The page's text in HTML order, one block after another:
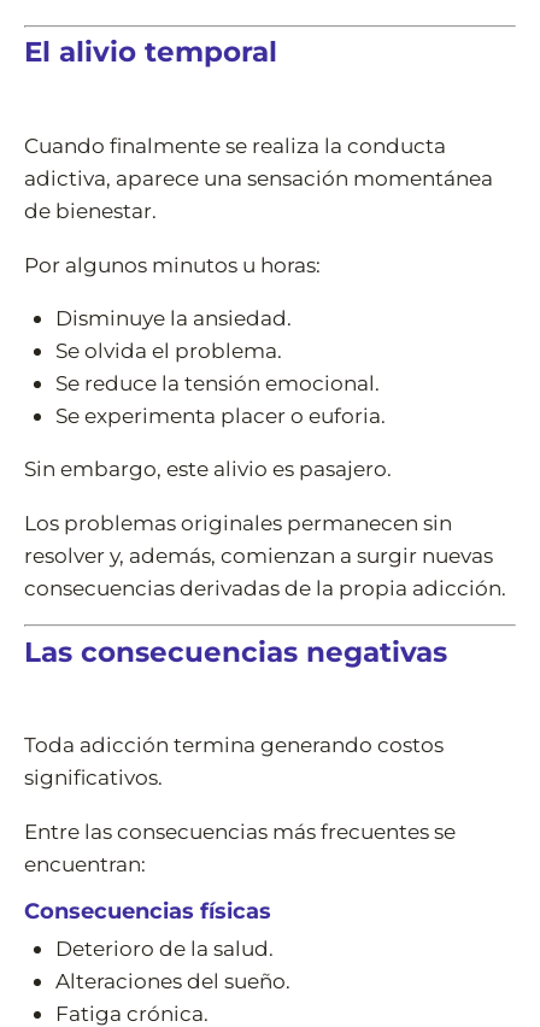
El alivio temporal
Cuando finalmente se realiza la conducta
adictiva, aparece una sensación momentánea
de bienestar.
Por algunos minutos u horas:
Disminuye la ansiedad.
Se olvida el problema.
Se reduce la tensión emocional.
Se experimenta placer o euforia.
Sin embargo, este alivio es pasajero.
Los problemas originales permanecen sin
resolver y, además, comienzan a surgir nuevas
consecuencias derivadas de la propia adicción.
Las consecuencias negativas
Toda adicción termina generando costos
significativos.
Entre las consecuencias más frecuentes se
encuentran:
Consecuencias físicas
Deterioro de la salud.
Alteraciones del sueño.
Fatiga crónica.